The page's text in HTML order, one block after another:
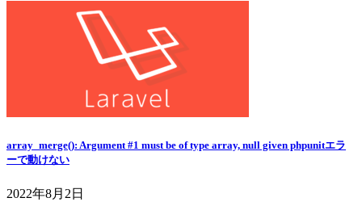
array_merge(): Argument #1 must be of type array, null given phpunitエラ
ーで動けない
2022年8月2日